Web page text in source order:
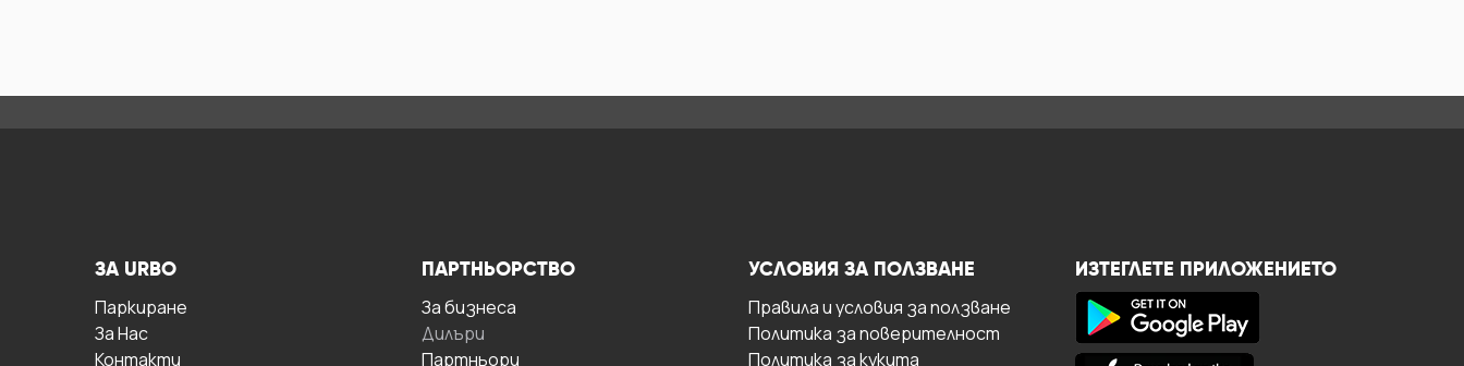
ЗА URBO
Паркиране
За Hас
Контакти
ПАРТНЬОРСТВО
За бизнесa
Дилъри
Партньори
УСЛОВИЯ ЗА ПОЛЗВАНЕ
Правила и условия за ползване
Политика за поверителност
Политика за кукита
ИЗТЕГЛЕТЕ ПРИЛОЖЕНИЕТО